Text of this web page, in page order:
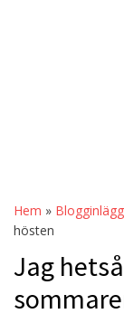
Hem » Blogginlägg
hösten
Jag